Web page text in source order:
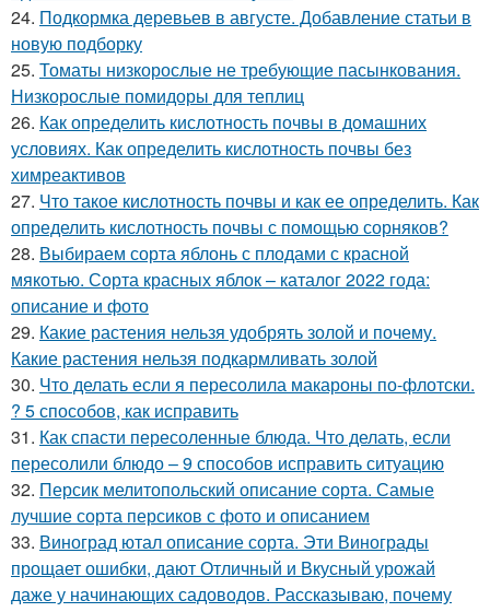
24. Подкормка деревьев в августе. Добавление статьи в
новую подборку
25. Томаты низкорослые не требующие пасынкования.
Низкорослые помидоры для теплиц
26. Как определить кислотность почвы в домашних
условиях. Как определить кислотность почвы без
химреактивов
27. Что такое кислотность почвы и как ее определить. Как
определить кислотность почвы с помощью сорняков?
28. Выбираем сорта яблонь с плодами с красной
мякотью. Сорта красных яблок – каталог 2022 года:
описание и фото
29. Какие растения нельзя удобрять золой и почему.
Какие растения нельзя подкармливать золой
30. Что делать если я пересолила макароны по-флотски.
? 5 способов, как исправить
31. Как спасти пересоленные блюда. Что делать, если
пересолили блюдо – 9 способов исправить ситуацию
32. Персик мелитопольский описание сорта. Самые
лучшие сорта персиков с фото и описанием
33. Виноград ютал описание сорта. Эти Винограды
прощает ошибки, дают Отличный и Вкусный урожай
даже у начинающих садоводов. Рассказываю, почему